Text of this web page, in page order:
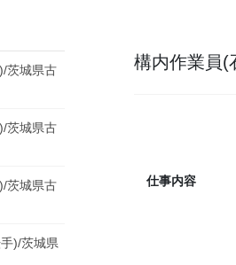
構内作業員(
仕事内容
茨城県古
茨城県古
茨城県古
)/茨城県